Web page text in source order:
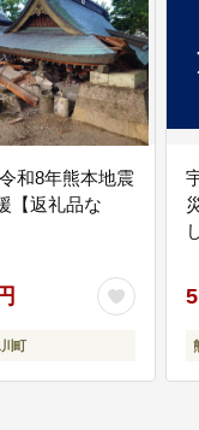
和8年熊本地震
【返礼品な
町